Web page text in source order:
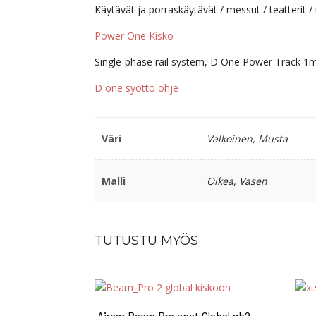
Käytävät ja porraskäytävät / messut / teatterit
Power One Kisko
Single-phase rail system, D One Power Track
D one syöttö ohje
Väri Valkoinen, Musta
Malli Oikea, Vasen
TUTUSTU MYÖS